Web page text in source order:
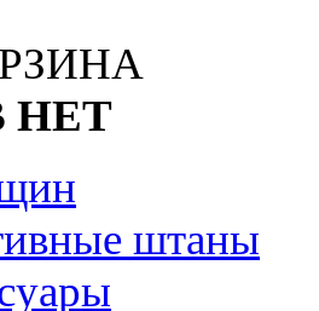
НЕТ
штаны